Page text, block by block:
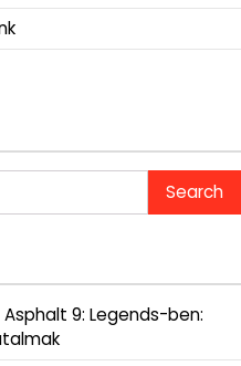
9: Legends-ben: